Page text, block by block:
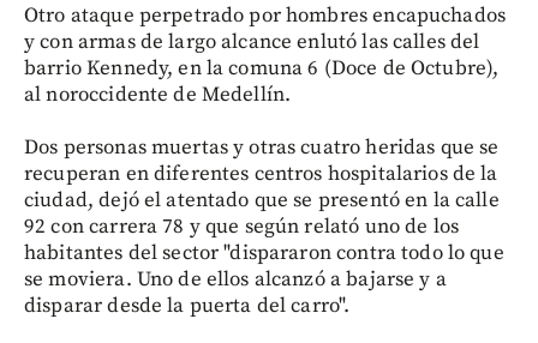
Otro ataque perpetrado por hombres encapuchados
y con armas de largo alcance enlutó las calles del
barrio Kennedy, en la comuna 6 (Doce de Octubre),
al noroccidente de Medellín.
Dos personas muertas y otras cuatro heridas que se
recuperan en diferentes centros hospitalarios de la
ciudad, dejó el atentado que se presentó en la calle
92 con carrera 78 y que según relató uno de los
habitantes del sector "dispararon contra todo lo que
se moviera. Uno de ellos alcanzó a bajarse y a
disparar desde la puerta del carro".